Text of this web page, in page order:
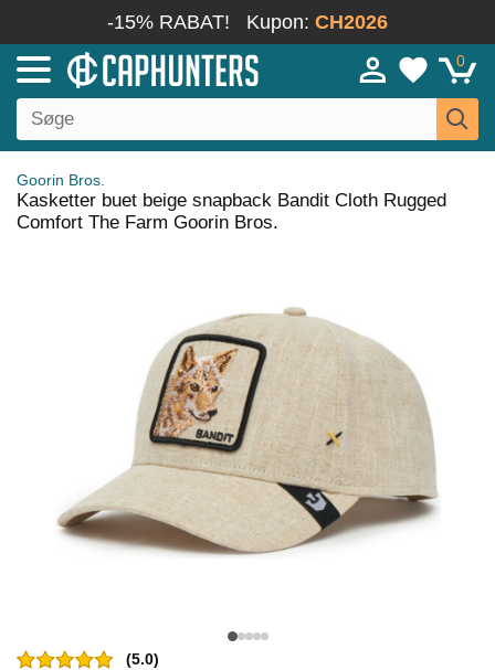
-15% RABAT! Kupon: CH2026
0
Goorin Bros.
Kasketter buet beige snapback Bandit Cloth Rugged
Comfort The Farm Goorin Bros.
(5.0)